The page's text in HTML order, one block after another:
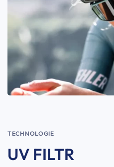
TECHNOLOGIE
UV FILTR